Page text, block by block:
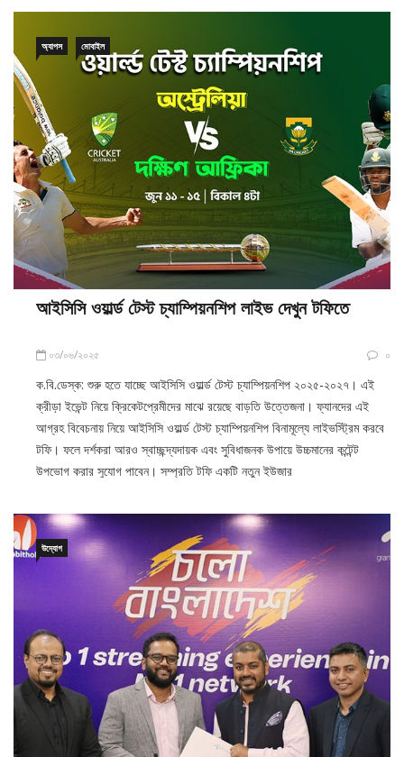
অ্যাপস মোবাইল
আইসিসি ওয়ার্ল্ড টেস্ট চ্যাম্পিয়নশিপ লাইভ দেখুন টফিতে
০৩/০৬/২০২৫ ০
ক.বি.ডেস্ক: শুরু হতে যাচ্ছে আইসিসি ওয়ার্ল্ড টেস্ট চ্যাম্পিয়নশিপ ২০২৫-২০২৭। এই
ক্রীড়া ইভেন্ট নিয়ে ক্রিকেটপ্রেমীদের মাঝে রয়েছে বাড়তি উত্তেজনা। ফ্যানদের এই
আগ্রহ বিবেচনায় নিয়ে আইসিসি ওয়ার্ল্ড টেস্ট চ্যাম্পিয়নশিপ বিনামূল্যে লাইভস্ট্রিম করবে
টফি। ফলে দর্শকরা আরও স্বাচ্ছন্দ্যদায়ক এবং সুবিধাজনক উপায়ে উচ্চমানের কন্টেন্ট
উপভোগ করার সুযোগ পাবেন। সম্প্রতি টফি একটি নতুন ইউজার
উদ্যোগ